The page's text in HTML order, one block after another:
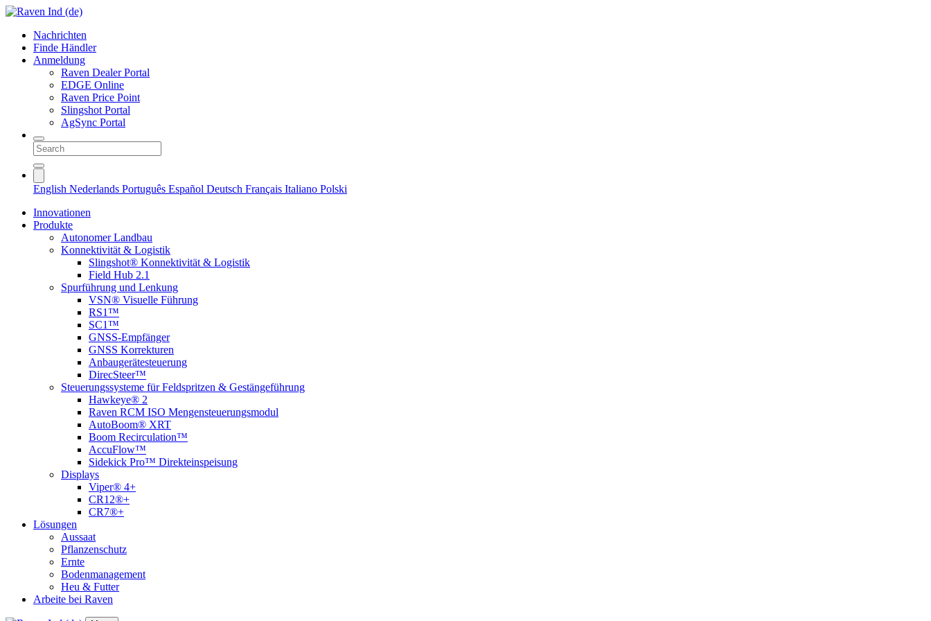
Nachrichten
Finde Händler
Anmeldung
Raven Dealer Portal
EDGE Online
Raven Price Point
Slingshot Portal
AgSync Portal
English Nederlands Português Español Deutsch Français Italiano Polski
Innovationen
Produkte
Autonomer Landbau
Konnektivität & Logistik
Slingshot® Konnektivität & Logistik
Field Hub 2.1
Spurführung und Lenkung
VSN® Visuelle Führung
RS1™
SC1™
GNSS-Empfänger
GNSS Korrekturen
Anbaugerätesteuerung
DirecSteer™
Steuerungssysteme für Feldspritzen & Gestängeführung
Hawkeye® 2
Raven RCM ISO Mengensteuerungsmodul
AutoBoom® XRT
Boom Recirculation™
AccuFlow™
Sidekick Pro™ Direkteinspeisung
Displays
Viper® 4+
CR12®+
CR7®+
Lösungen
Aussaat
Pflanzenschutz
Ernte
Bodenmanagement
Heu & Futter
Arbeite bei Raven